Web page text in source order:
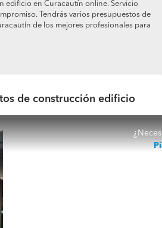
edificio en Curacautín online. Servicio
Tendrás varios presupuestos de
de los mejores profesionales para
de construcción edificio
¿Necesitas hacer algo parecido?